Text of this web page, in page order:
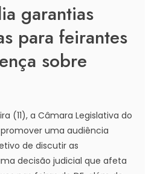
garantias
para feirantes
sobre
(11), a Câmara Legislativa do
uma audiência
de discutir as
decisão judicial que afeta